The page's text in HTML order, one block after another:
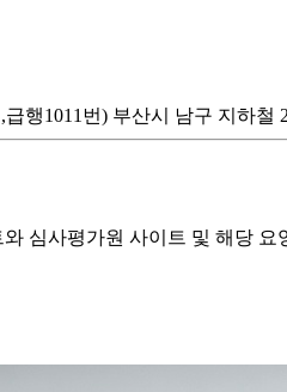
행1011번) 부산시 남구 지하
심사평가원 사이트 및 해당